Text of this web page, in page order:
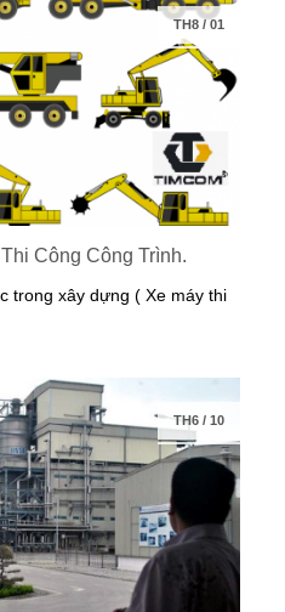
TH8/01
Công Công Trình.
trong xây dựng ( Xe máy thi
TH6/ 10